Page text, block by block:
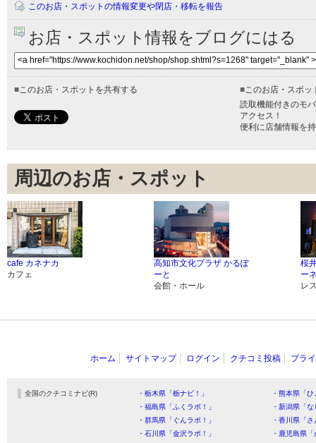
このお店・スポットの情報変更や閉店・移転を報告
お店・スポット情報をブログにはる
■ このお店・スポットを共有する ■ このお店・スポ
読取機能付きのモ
アクセス！
便利に店舗情報を
周辺のお店・スポット
cafe カネナカ
カフェ
高知市文化プラザ かるぽ
ーと
会館・ホール
桜
ー
レ
ホーム サイトマップ ログイン クチコミ投稿 プラ
全国のクチコミナビ(R) ・栃木県「栃ナビ！」
・熊本県「
・福島県「ふくラボ！」
・新潟県「
・群馬県「ぐんラボ！」
・香川県「
・石川県「金沢ラボ！」
・鹿児島県